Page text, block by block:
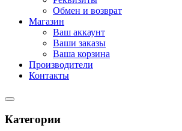
Обмен и возврат
Магазин
Ваш аккаунт
Ваши заказы
Ваша корзина
Производители
Контакты
Категории